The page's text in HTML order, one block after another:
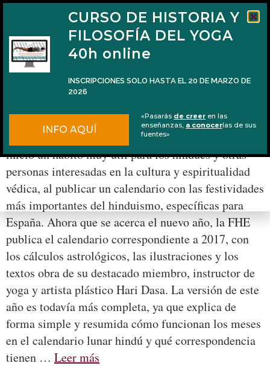
Calendario védico hindú 2017
El año pasado la Federación hindú de España (FHE)
inició un hábito muy útil para los hindúes y otras
personas interesadas en la cultura y espiritualidad
védica, al publicar un calendario con las festividades
más importantes del hinduismo, específicas para
España. Ahora que se acerca el nuevo año, la FHE
publica el calendario correspondiente a 2017, con
los cálculos astrológicos, las ilustraciones y los
textos obra de su destacado miembro, instructor de
yoga y artista plástico Hari Dasa. La versión de este
año es todavía más completa, ya que explica de
forma simple y resumida cómo funcionan los meses
en el calendario lunar hindú y qué correspondencia
tienen … Leer más
CURSO DE HISTORIA Y
FILOSOFÍA DEL YOGA
40h online
INSCRIPCIONES SOLO HASTA EL 20 DE MARZO DE
2026
INFO AQUÍ
«Pasarás de creer en las
enseñanzas, a conocerlas de sus
fuentes»